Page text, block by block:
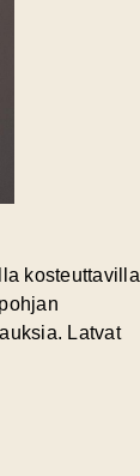
kosteuttavilla
Latvat